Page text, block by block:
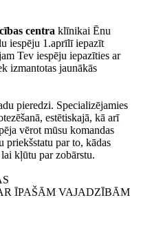
centra klīnikai Ēnu
iespēju 1.aprīlī iepazīt
Tev iespēju iepazīties ar
izmantotas jaunākās
pieredzi. Specializējamies
estētiskajā, kā arī
vērot mūsu komandas
priekšstatu par to, kādas
lai kļūtu par zobārstu.
ĪPAŠĀM VAJADZĪBĀM